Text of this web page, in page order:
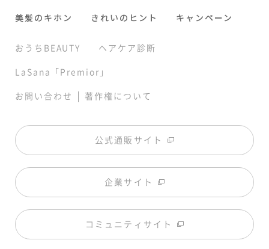
美髪のキホン
きれいのヒント キャンペーン
おうちBEAUTY
ヘアケア診断
LaSana「Premior」
お問い合わせ | 著作権について
公式通販サイト
企業サイト
コミュニティサイト